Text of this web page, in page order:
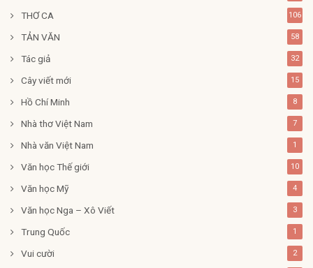
THƠ CA 106
TẢN VĂN 58
Tác giả 32
Cây viết mới 15
Hồ Chí Minh 8
Nhà thơ Việt Nam 7
Nhà văn Việt Nam 1
Văn học Thế giới 10
Văn học Mỹ 4
Văn học Nga – Xô Viết 3
Trung Quốc 1
Vui cười 2